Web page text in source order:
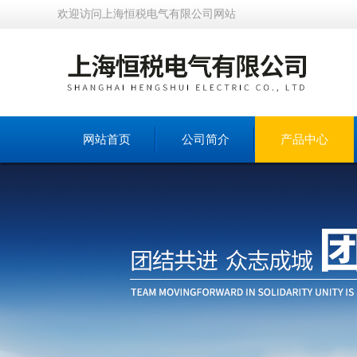
欢迎访问上海恒税电气有限公司网站
网站首页 公司简介 产品中心